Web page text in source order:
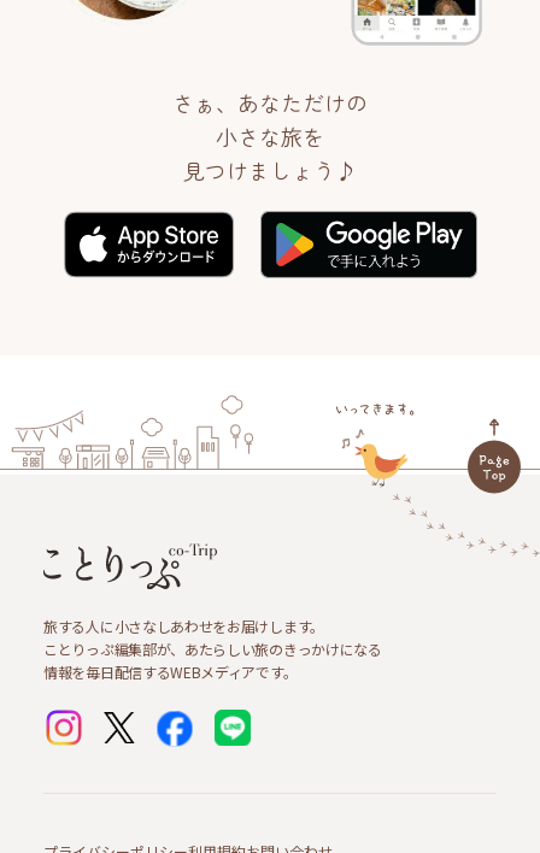
さぁ、あなただけの
小さな旅を
見つけましょう♪
旅する人に小さなしあわせをお届けします。
ことりっぷ編集部が、あたらしい旅のきっかけになる
情報を毎日配信するWEBメディアです。